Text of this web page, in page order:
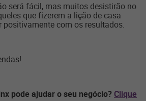
será fácil, mas muitos desistirão no
que fizerem a lição de casa
positivamente com os resultados.
pode ajudar o seu negócio? Clique